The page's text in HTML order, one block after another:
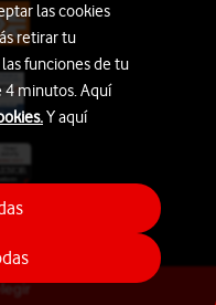
las cookies
retirar tu
funciones de tu
4 minutos. Aquí
Y aquí